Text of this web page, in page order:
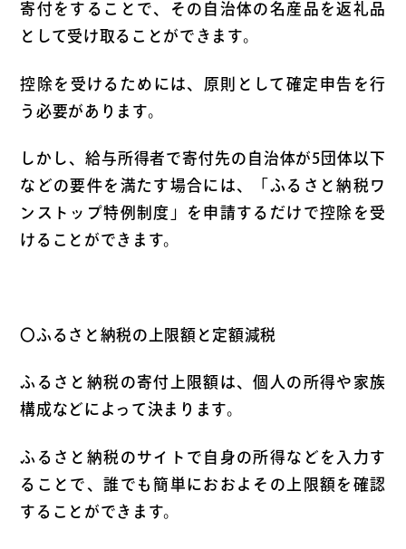
寄付をすることで、その自治体の名産品を返礼品
として受け取ることができます。
控除を受けるためには、原則として確定申告を行
う必要があります。
しかし、給与所得者で寄付先の自治体が5団体以下
などの要件を満たす場合には、「ふるさと納税ワ
ンストップ特例制度」を申請するだけで控除を受
けることができます。
〇ふるさと納税の上限額と定額減税
ふるさと納税の寄付上限額は、個人の所得や家族
構成などによって決まります。
ふるさと納税のサイトで自身の所得などを入力す
ることで、誰でも簡単におおよその上限額を確認
することができます。